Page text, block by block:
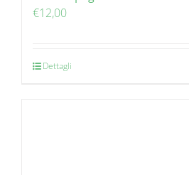
€12,00
Dettagli